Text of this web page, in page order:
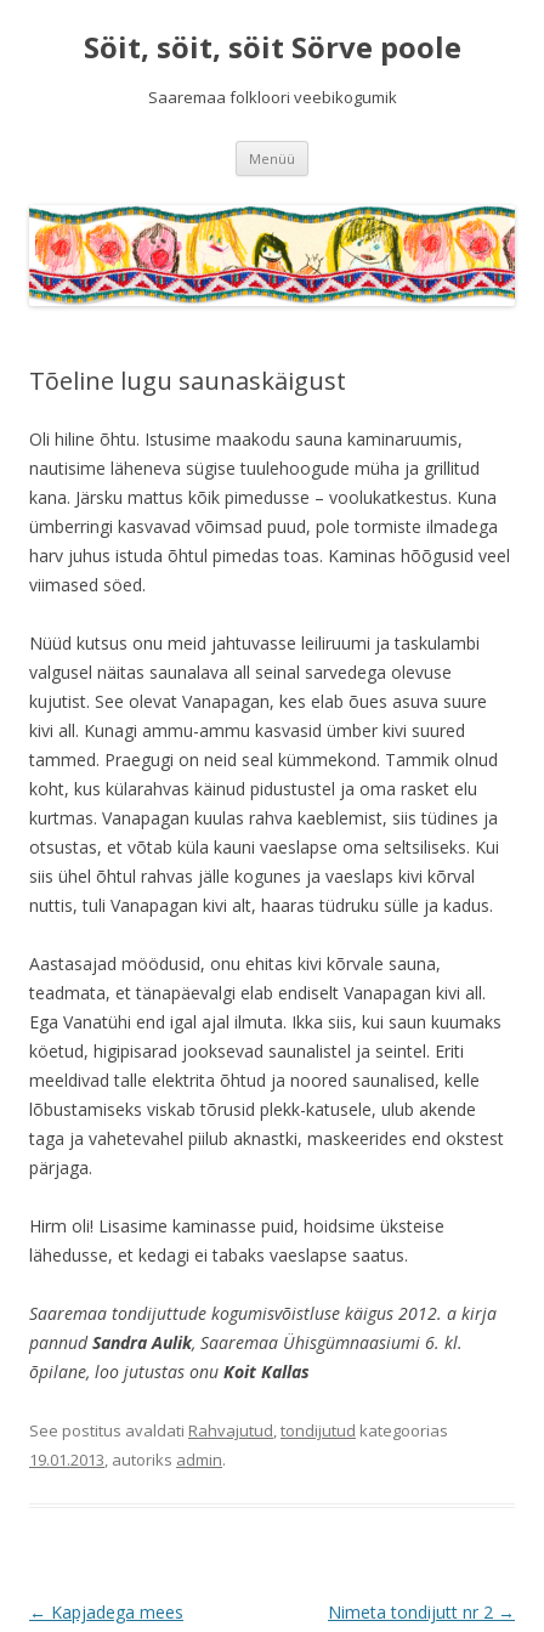
Söit, söit, söit Sörve poole
Saaremaa folkloori veebikogumik
Menüü
Tõeline lugu saunaskäigust
Oli hiline õhtu. Istusime maakodu sauna kaminaruumis,
nautisime läheneva sügise tuulehoogude müha ja grillitud
kana. Järsku mattus kõik pimedusse – voolukatkestus. Kuna
ümberringi kasvavad võimsad puud, pole tormiste ilmadega
harv juhus istuda õhtul pimedas toas. Kaminas hõõgusid veel
viimased söed.
Nüüd kutsus onu meid jahtuvasse leiliruumi ja taskulambi
valgusel näitas saunalava all seinal sarvedega olevuse
kujutist. See olevat Vanapagan, kes elab õues asuva suure
kivi all. Kunagi ammu-ammu kasvasid ümber kivi suured
tammed. Praegugi on neid seal kümmekond. Tammik olnud
koht, kus külarahvas käinud pidustustel ja oma rasket elu
kurtmas. Vanapagan kuulas rahva kaeblemist, siis tüdines ja
otsustas, et võtab küla kauni vaeslapse oma seltsiliseks. Kui
siis ühel õhtul rahvas jälle kogunes ja vaeslaps kivi kõrval
nuttis, tuli Vanapagan kivi alt, haaras tüdruku sülle ja kadus.
Aastasajad möödusid, onu ehitas kivi kõrvale sauna,
teadmata, et tänapäevalgi elab endiselt Vanapagan kivi all.
Ega Vanatühi end igal ajal ilmuta. Ikka siis, kui saun kuumaks
köetud, higipisarad jooksevad saunalistel ja seintel. Eriti
meeldivad talle elektrita õhtud ja noored saunalised, kelle
lõbustamiseks viskab tõrusid plekk-katusele, ulub akende
taga ja vahetevahel piilub aknastki, maskeerides end okstest
pärjaga.
Hirm oli! Lisasime kaminasse puid, hoidsime üksteise
lähedusse, et kedagi ei tabaks vaeslapse saatus.
Saaremaa tondijuttude kogumisvõistluse käigus 2012. a kirja
pannudSandra Aulik, Saaremaa Ühisgümnaasiumi 6. kl.
õpilane, loo jutustas onu Koit Kallas
See postitus avaldati Rahvajutud,tondijutud kategoorias
19.01.2013, autoriks admin.
Postituste
← Kapjadega mees Nimeta tondijutt nr 2 →